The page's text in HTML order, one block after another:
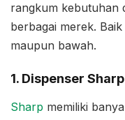
rangkum kebutuhan
berbagai merek.
maupun bawah.
1. Dispenser Sharp
Sharp memiliki